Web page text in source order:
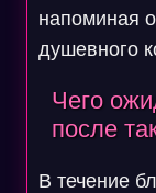
напоминая
душевного
Чего
после
В течение